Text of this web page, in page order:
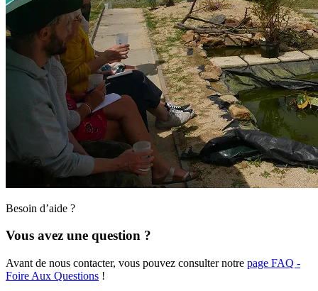
Besoin d’aide ?
Vous avez une question ?
Avant de nous contacter, vous pouvez consulter notre page FAQ -
Foire Aux Questions !